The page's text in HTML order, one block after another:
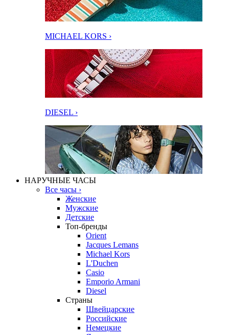
MICHAEL KORS ›
DIESEL ›
НАРУЧНЫЕ ЧАСЫ
Все часы ›
Женские
Мужские
Детские
Топ-бренды
Orient
Jacques Lemans
Michael Kors
L'Duchen
Casio
Emporio Armani
Diesel
Страны
Швейцарские
Российские
Немецкие